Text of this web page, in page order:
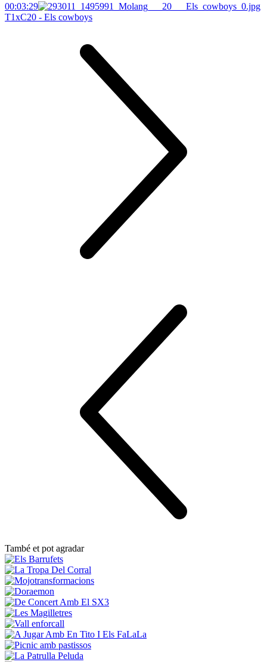
00:03:29
T1xC20 - Els cowboys
També et pot agradar